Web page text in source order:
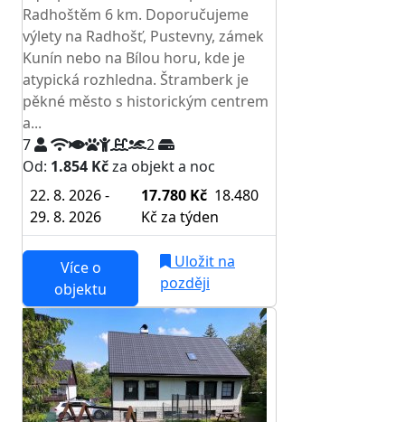
Radhoštěm 6 km. Doporučujeme
výlety na Radhošť, Pustevny, zámek
Kunín nebo na Bílou horu, kde je
atypická rozhledna. Štramberk je
pěkné město s historickým centrem
a...
7
2
Od: 1.854 Kčza objekt a noc
22. 8. 2026 -
29. 8. 2026
17.780 Kč 18.480
Kč za týden
Více o
objektu
Uložit na
později